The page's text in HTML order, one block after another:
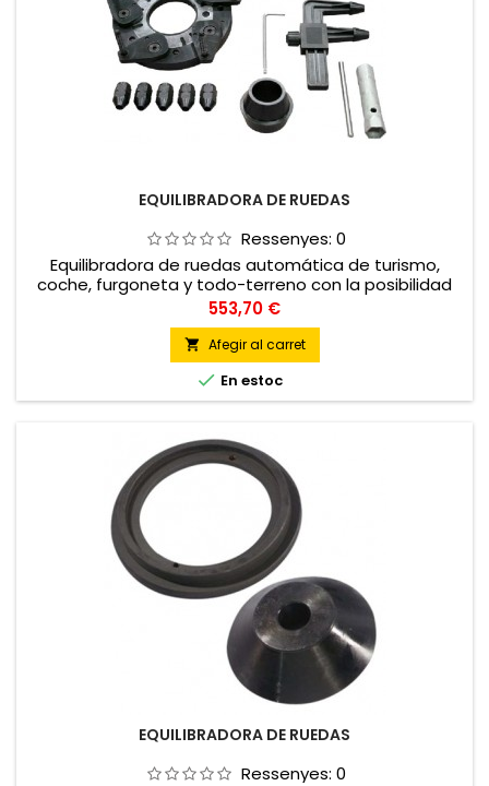
EQUILIBRADORA DE RUEDAS
Ressenyes: 0
Equilibradora de ruedas automática de turismo,
coche, furgoneta y todo-terreno con la posibilidad
de equilibrar ruedas de moto
Preu
553,70 €
 Afegir al carret
 En estoc
EQUILIBRADORA DE RUEDAS
Ressenyes: 0